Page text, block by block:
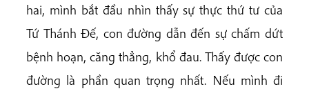
hai, mình bắt đầu nhìn thấy sự thực thứ tư của
Tứ Thánh Đế, con đường dẫn đến sự chấm dứt
bệnh hoạn, căng thẳng, khổ đau. Thấy được con
đường là phần quan trọng nhất. Nếu mình đi